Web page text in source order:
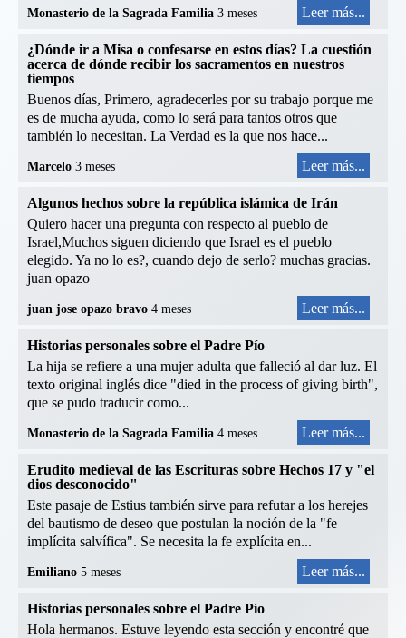
Monasterio de la Sagrada Familia 3 meses Leer más...
¿Dónde ir a Misa o confesarse en estos días? La cuestión
acerca de dónde recibir los sacramentos en nuestros
tiempos
Buenos días, Primero, agradecerles por su trabajo porque me
es de mucha ayuda, como lo será para tantos otros que
también lo necesitan. La Verdad es la que nos hace...
Marcelo 3 meses Leer más...
Algunos hechos sobre la república islámica de Irán
Quiero hacer una pregunta con respecto al pueblo de
Israel,Muchos siguen diciendo que Israel es el pueblo
elegido. Ya no lo es?, cuando dejo de serlo? muchas gracias.
juan opazo
juan jose opazo bravo 4 meses Leer más...
Historias personales sobre el Padre Pío
La hija se refiere a una mujer adulta que falleció al dar luz. El
texto original inglés dice "died in the process of giving birth",
que se pudo traducir como...
Monasterio de la Sagrada Familia 4 meses Leer más...
Erudito medieval de las Escrituras sobre Hechos 17 y "el
dios desconocido"
Este pasaje de Estius también sirve para refutar a los herejes
del bautismo de deseo que postulan la noción de la "fe
implícita salvífica". Se necesita la fe explícita en...
Emiliano 5 meses Leer más...
Historias personales sobre el Padre Pío
Hola hermanos. Estuve leyendo esta sección y encontré que